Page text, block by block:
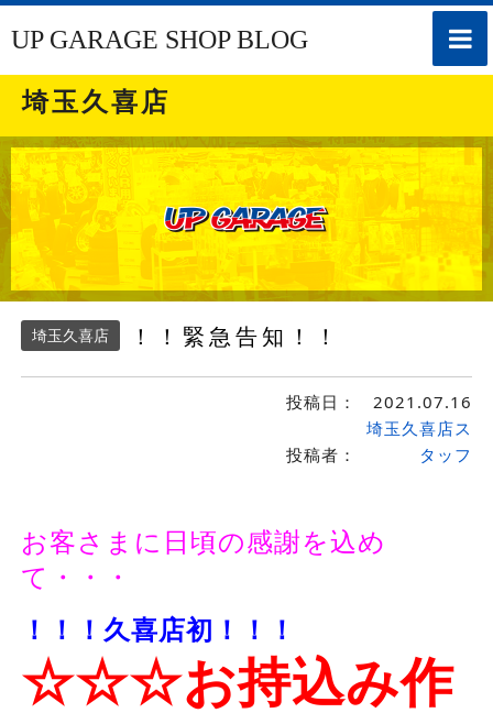
toggle
UP GARAGE SHOP BLOG
埼玉久喜店
埼玉久喜店 ！！緊急告知！！
投稿日： 2021.07.16
投稿者：
埼玉久喜店ス
タッフ
お客さまに日頃の感謝を込め
て・・・
！！！久喜店初！！！
☆☆☆お持込み作